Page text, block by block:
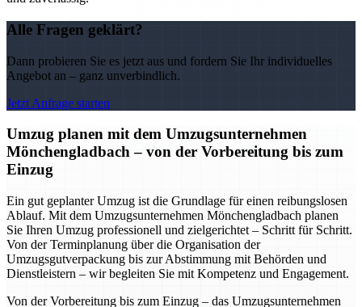
Alle Fragen geklärt?
Dann probieren Sie es jetzt aus und fordern Sie Ihr individuelles
Angebot an – ganz unverbindlich.
Jetzt Anfrage starten
Umzug planen mit dem Umzugsunternehmen
Mönchengladbach – von der Vorbereitung bis zum
Einzug
Ein gut geplanter Umzug ist die Grundlage für einen reibungslosen
Ablauf. Mit dem Umzugsunternehmen Mönchengladbach planen
Sie Ihren Umzug professionell und zielgerichtet – Schritt für Schritt.
Von der Terminplanung über die Organisation der
Umzugsgutverpackung bis zur Abstimmung mit Behörden und
Dienstleistern – wir begleiten Sie mit Kompetenz und Engagement.
Von der Vorbereitung bis zum Einzug – das Umzugsunternehmen